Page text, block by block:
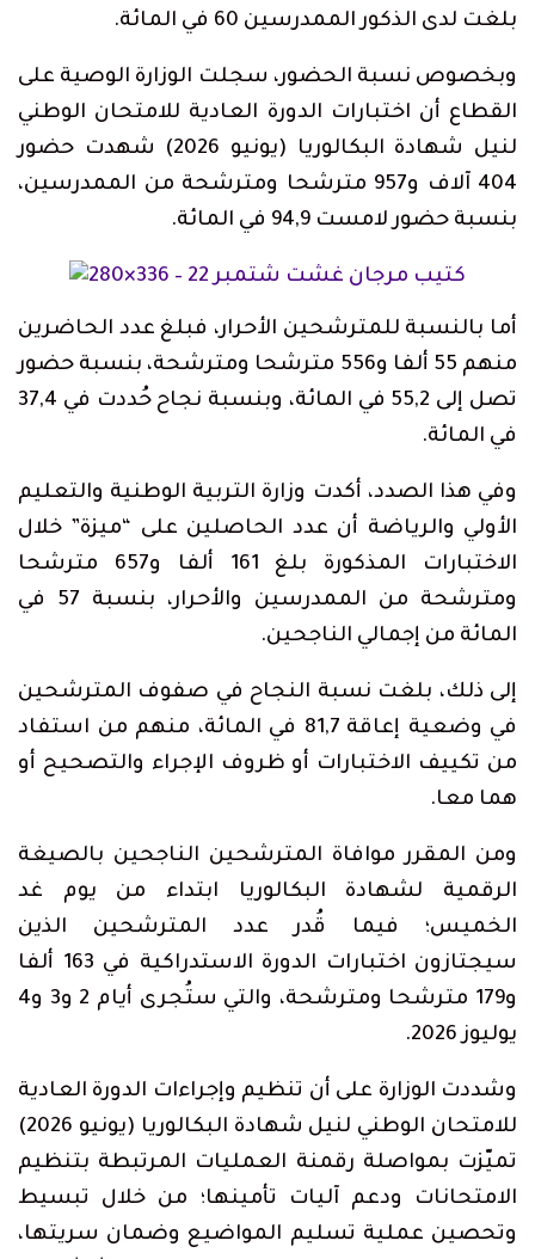
بلغت لدى الذكور الممدرسين 60 في المائة.
وبخصوص نسبة الحضور، سجلت الوزارة الوصية على
القطاع أن اختبارات الدورة العادية للامتحان الوطني
لنيل شهادة البكالوريا (يونيو 2026) شهدت حضور
404 آلاف و957 مترشحا ومترشحة من الممدرسين،
بنسبة حضور لامست 94,9 في المائة.
أما بالنسبة للمترشحين الأحرار، فبلغ عدد الحاضرين
منهم 55 ألفا و556 مترشحا ومترشحة، بنسبة حضور
تصل إلى 55,2 في المائة، وبنسبة نجاح حُددت في 37,4
في المائة.
وفي هذا الصدد، أكدت وزارة التربية الوطنية والتعليم
الأولي والرياضة أن عدد الحاصلين على “ميزة” خلال
الاختبارات المذكورة بلغ 161 ألفا و657 مترشحا
ومترشحة من الممدرسين والأحرار، بنسبة 57 في
المائة من إجمالي الناجحين.
إلى ذلك، بلغت نسبة النجاح في صفوف المترشحين
في وضعية إعاقة 81,7 في المائة، منهم من استفاد
من تكييف الاختبارات أو ظروف الإجراء والتصحيح أو
هما معا.
ومن المقرر موافاة المترشحين الناجحين بالصيغة
الرقمية لشهادة البكالوريا ابتداء من يوم غد
الخميس؛ فيما قُدر عدد المترشحين الذين
سيجتازون اختبارات الدورة الاستدراكية في 163 ألفا
و179 مترشحا ومترشحة، والتي ستُجرى أيام 2 و3 و4
يوليوز 2026.
وشددت الوزارة على أن تنظيم وإجراءات الدورة العادية
للامتحان الوطني لنيل شهادة البكالوريا (يونيو 2026)
تميّزت بمواصلة رقمنة العمليات المرتبطة بتنظيم
الامتحانات ودعم آليات تأمينها؛ من خلال تبسيط
وتحصين عملية تسليم المواضيع وضمان سريتها،